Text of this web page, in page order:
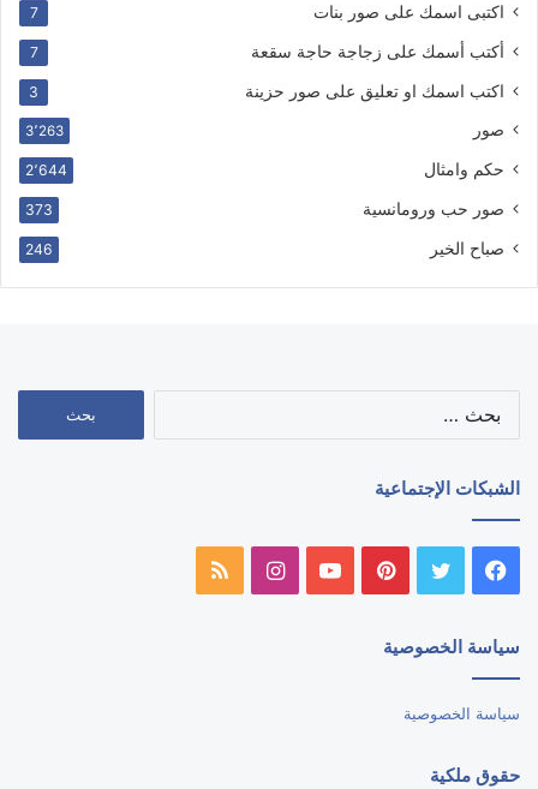
اكتبى اسمك على صور بنات 7
أكتب أسمك على زجاجة حاجة سقعة 7
اكتب اسمك او تعليق على صور حزينة 3
صور 3٬263
حكم وامثال 2٬644
صور حب ورومانسية 373
صباح الخير 246
الشبكات الإجتماعية
فيسبوك تويتر بينتيريستيوتيوبانستقرامملخص
سياسة الخصوصية
سياسة الخصوصية
حقوق ملكية